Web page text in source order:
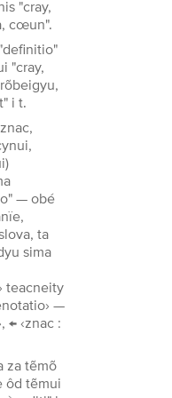
"cray,
cœun".
"cray,
i t.
— obé
ta
sima
teacneity
—
← ‹znac :
za tẽmõ
ôd tẽmui